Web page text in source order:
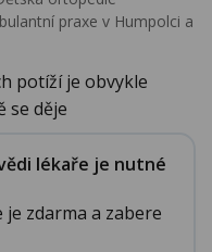
praxe v Humpolci a
potíží je obvykle
se děje
lékaře je nutné
zdarma a zabere